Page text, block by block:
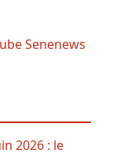
2026 : le